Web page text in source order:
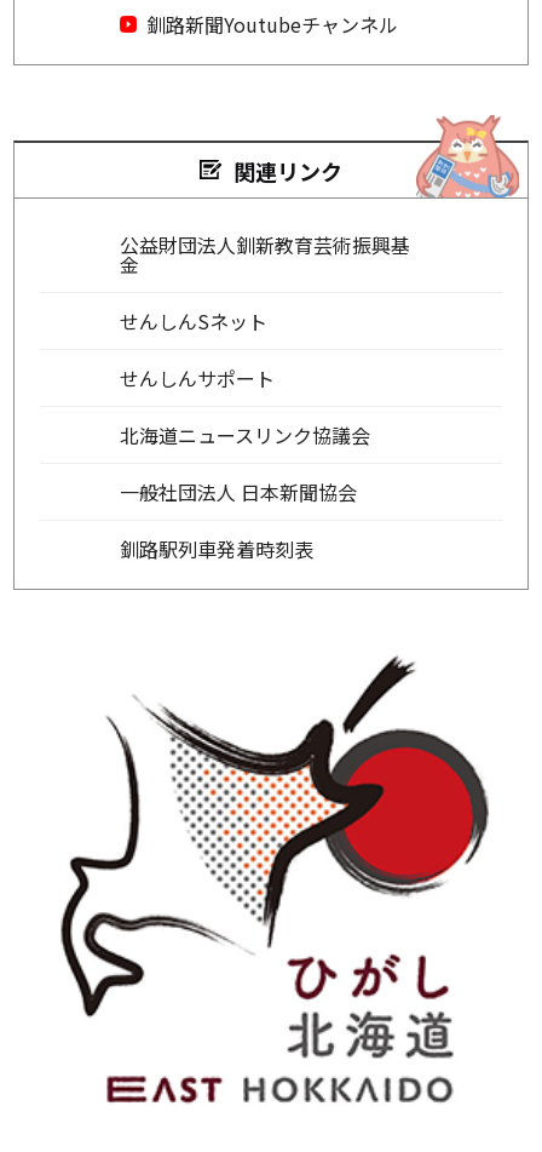
釧路新聞Youtubeチャンネル
関連リンク
公益財団法人釧新教育芸術振興基
金
せんしんSネット
せんしんサポート
北海道ニュースリンク協議会
一般社団法人 日本新聞協会
釧路駅列車発着時刻表